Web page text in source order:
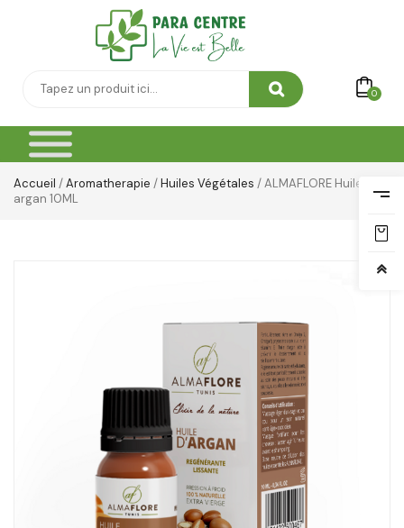
0
Accueil /Aromatherapie /Huiles Végétales / ALMAFLORE Huile d
argan 10ML